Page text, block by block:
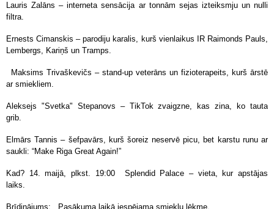
Lauris Zalāns – interneta sensācija ar tonnām sejas izteiksmju un nulli
filtra.
Ernests Cimanskis – parodiju karalis, kurš vienlaikus IR Raimonds Pauls,
Lembergs, Kariņš un Tramps.
Maksims Trivaškevičs – stand-up veterāns un fizioterapeits, kurš ārstē
ar smiekliem.
Aleksejs "Svetka" Stepanovs – TikTok zvaigzne, kas zina, ko tauta
grib.
Elmārs Tannis – šefpavārs, kurš šoreiz neservē picu, bet karstu runu ar
saukli: “Make Riga Great Again!”
Kad? 14. maijā, plkst. 19:00 Splendid Palace – vieta, kur apstājas
laiks.
Brīdinājums: Pasākuma laikā iespējama smieklu lēkme.